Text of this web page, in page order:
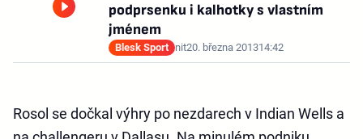
podprsenku i kalhotky s vlastním
jménem
Blesk Sport nit20. března 201314:42
Rosol se dočkal výhry po nezdarech v Indian Wells a